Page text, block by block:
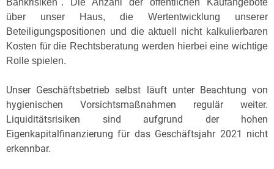
Bankrisiken". Die Anzahl der öffentlichen Kaufangebote
über unser Haus, die Wertentwicklung unserer
Beteiligungspositionen und die aktuell nicht kalkulierbaren
Kosten für die Rechtsberatung werden hierbei eine wichtige
Rolle spielen.
Unser Geschäftsbetrieb selbst läuft unter Beachtung von
hygienischen Vorsichtsmaßnahmen regulär weiter.
Liquiditätsrisiken sind aufgrund der hohen
Eigenkapitalfinanzierung für das Geschäftsjahr 2021 nicht
erkennbar.